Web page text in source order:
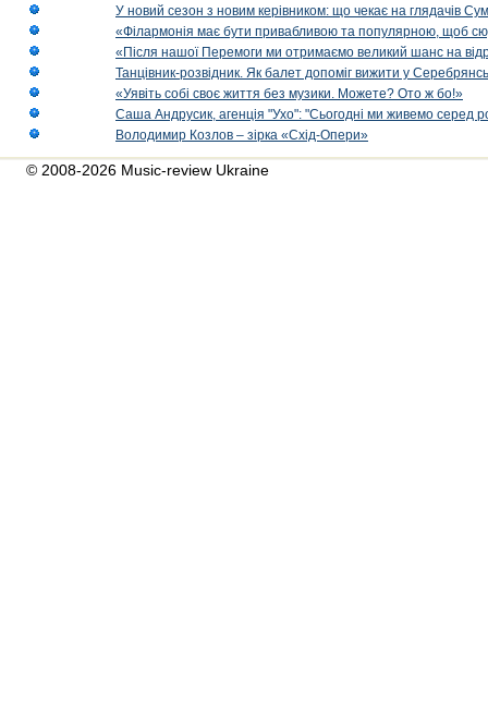
У новий сезон з новим керівником: що чекає на глядачів
«Філармонія має бути привабливою та популярною, щоб
«Після нашої Перемоги ми отримаємо великий шанс на
Танцівник-розвідник. Як балет допоміг вижити у
«Уявіть собі своє життя без музики. Можете? Ото ж бо!»
Саша Андрусик, агенція "Ухо": "Сьогодні ми живемо серед
Володимир Козлов – зірка «Схід-Опери»
© 2008-2026 Music-review Ukraine